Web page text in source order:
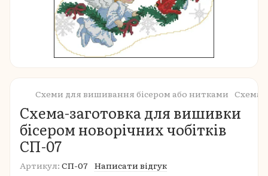
Схеми для вишивання бісером або нитками Схема-
Схема-заготовка для вишивки
бісером новорічних чобітків
СП-07
Артикул: СП-07 Написати відгук